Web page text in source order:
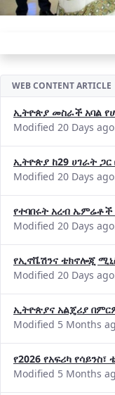
WEB CONTENT ARTICLE
ኢትዮጵያ መስራች አባል
Modified 20 Days
ኢትዮጵያ ከ29 ሀገራት
Modified 20 Days
የተባበሩት አረብ
Modified 20 Days
የኢኖቬሽንና ቴክኖሎጂ
Modified 20 Days
ኢትዮጵያና አልጄሪያ
Modified 5 Months
የ2026 የአፍሪካ
Modified 5 Months